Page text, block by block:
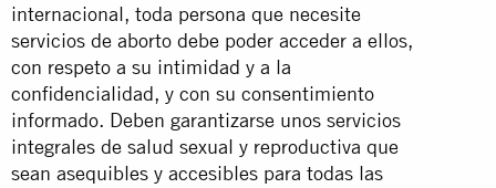
internacional, toda persona que necesite
servicios de aborto debe poder acceder a ellos,
con respeto a su intimidad y a la
confidencialidad, y con su consentimiento
informado. Deben garantizarse unos servicios
integrales de salud sexual y reproductiva que
sean asequibles y accesibles para todas las